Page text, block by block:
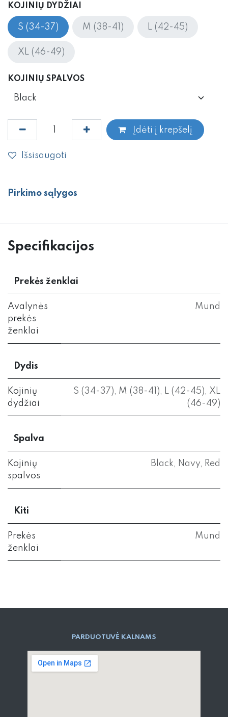
KOJINIŲ DYDŽIAI
S (34-37) M (38-41) L (42-45)
XL (46-49)
KOJINIŲ SPALVOS
Įdėti į krepšelį
Išsisaugoti
Pirkimo sąlygos
Specifikacijos
Prekės ženklai
Avalynės
prekės
ženklai
Mund
Dydis
Kojinių
dydžiai
S (34-37), M (38-41), L (42-45), XL
(46-49)
Spalva
Kojinių
spalvos
Black, Navy, Red
Kiti
Prekės
ženklai
Mund
PARD​UOTUVĖ​ KALNAMS